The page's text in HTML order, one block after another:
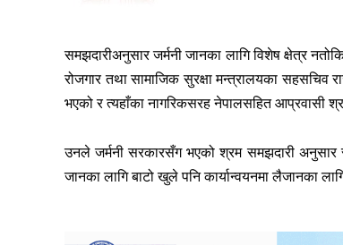
समझदारीअनुसार जर्मनी जानका लागि विशेष क्षेत्र
रोजगार तथा सामाजिक सुरक्षा मन्त्रालयका सहसचिव
भएको र त्यहाँका नागरिकसरह नेपालसहित आप्रवासी
उनले जर्मनी सरकारसँग भएको श्रम समझदारी अनुसार
जानका लागि बाटो खुले पनि कार्यान्वयनमा लैजानका